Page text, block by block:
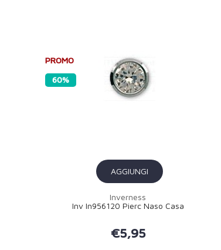
PROMO
60%
AGGIUNGI
Inverness
Inv In956120 Pierc Naso Casa
€5,95